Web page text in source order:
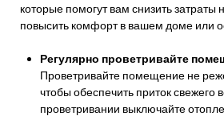
которые помогут вам снизить затраты
повысить комфорт в вашем доме или
Регулярно проветривайте
Проветривайте помещение не
чтобы обеспечить приток свежего
проветривании выключайте